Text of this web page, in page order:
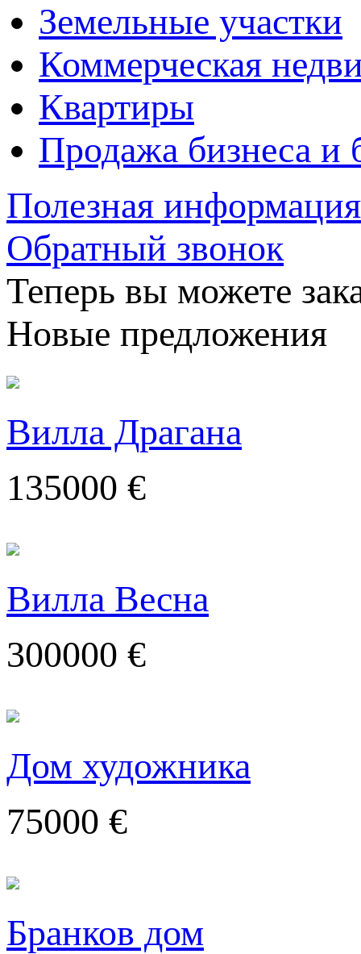
Земельные участки
Коммерческая
Квартиры
Продажа бизнеса и
Полезная информация
Обратный звонок
Теперь вы можете
Новые предложения
Вилла Драгана
135000 €
Вилла Весна
300000 €
Дом художника
75000 €
Бранков дом